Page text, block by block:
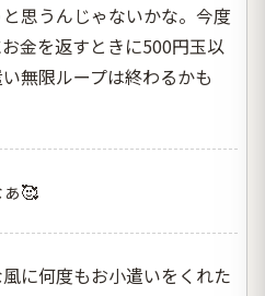
思うんじゃないかな。今度
金を返すときに500円玉以
無限ループは終わるかも
🥰
に何度もお小遣いをくれた